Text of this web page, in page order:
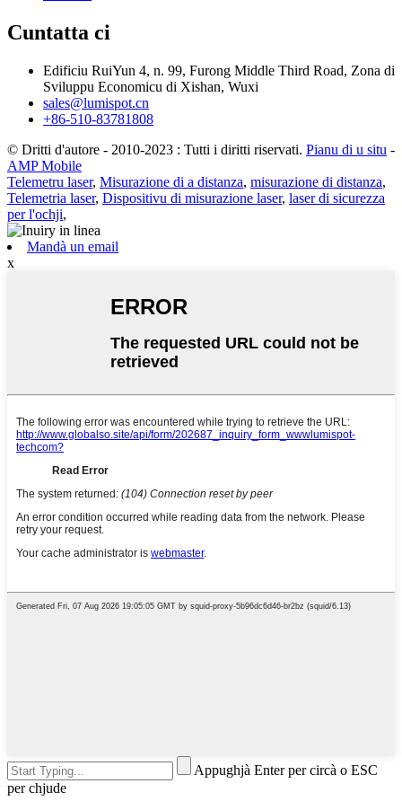
Cuntatta ci
Edificiu RuiYun 4, n. 99, Furong Middle Third Road, Zona di
Sviluppu Economicu di Xishan, Wuxi
sales@lumispot.cn
+86-510-83781808
© Dritti d'autore - 2010-2023 : Tutti i diritti riservati. Pianu di u situ -
AMP Mobile
Telemetru laser, Misurazione di a distanza, misurazione di distanza,
Telemetria laser, Dispositivu di misurazione laser, laser di sicurezza
per l'ochji,
Mandà un email
x
Appughjà Enter per circà o ESC
per chjude